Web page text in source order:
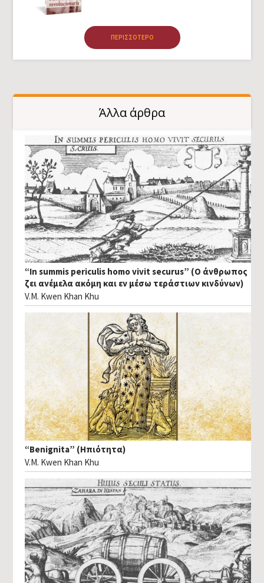
ΠΕΡΙΣΣΌΤΕΡΟ
Άλλα άρθρα
“In summis periculis homo vivit securus” (Ο άνθρωπος
ζει ανέμελα ακόμη και εν μέσω τεράστιων κινδύνων)
V.M. Kwen Khan Khu
“Benignita” (Ηπιότητα)
V.M. Kwen Khan Khu